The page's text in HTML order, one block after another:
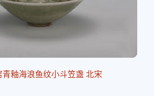
青釉海浪鱼纹小斗笠盏 北宋